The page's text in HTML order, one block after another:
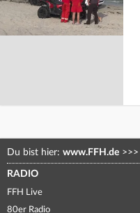
Du bist hier: www.FFH.de >>>
RADIO
FFH Live
80er Radio